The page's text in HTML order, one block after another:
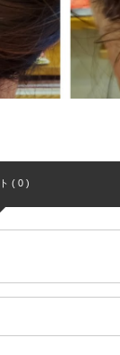
( 0 )